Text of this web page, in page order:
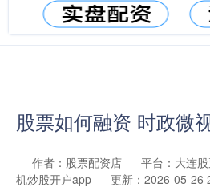
股票如何融资 时政微
作者：股票配资店
平台：大连
机炒股开户app
更新：2026-05-26